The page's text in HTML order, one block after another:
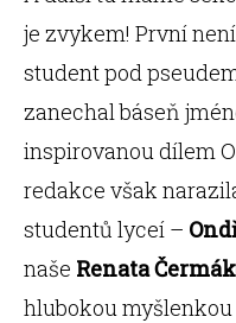
je zvykem! První
student pod
zanechal báseň
inspirovanou dílem
redakce však
studentů lyceí –
naše Renata
hlubokou